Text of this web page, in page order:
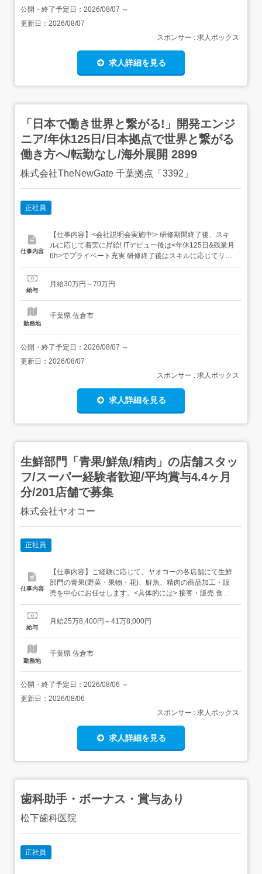
公開・終了予定日： 2026/08/07 ～
更新日： 2026/08/07
スポンサー : 求人ボックス
求人詳細を見る
「日本で働き世界と繋がる!」開発エンジ
ニア/年休125日/日本拠点で世界と繋がる
働き方へ/転勤なし/海外展開 2899
株式会社TheNewGate 千葉拠点「3392」
正社員
仕事内容
【仕事内容】<会社説明会実施中!> 研修期間終了後、スキ
ルに応じて着実に昇給! ITデビュー後は<年休125日&残業月
6h>でプライベート充実 研修終了後はスキルに応じてリモ
ートOK!服装・髪型・ネイルも自由 日本にいながら、あな
の利益を日本メンバーへ還元 年休125日&残業月平均6h。
給与
月給30万円～70万円
勤務地
千葉県 佐倉市
公開・終了予定日： 2026/08/07 ～
更新日： 2026/08/07
スポンサー : 求人ボックス
求人詳細を見る
生鮮部門「青果/鮮魚/精肉」の店舗スタッ
フ/スーパー経験者歓迎/平均賞与4.4ヶ月
分/201店舗で募集
株式会社ヤオコー
正社員
仕事内容
【仕事内容】ご経験に応じて、ヤオコーの各店舗にて生鮮
部門の青果(野菜・果物・花)、鮮魚、精肉の商品加工・販
売を中心にお任せします。<具体的には> 接客・販売 食品
の加工(魚の切り身・刺身、肉のスライス・加工、野菜の
ど (変更の範囲)上記業務を除く当社業務全般～安心の研修
給与
月給25万8,400円～41万8,000円
勤務地
千葉県 佐倉市
公開・終了予定日： 2026/08/06 ～
更新日： 2026/08/06
スポンサー : 求人ボックス
求人詳細を見る
歯科助手・ボーナス・賞与あり
松下歯科医院
正社員